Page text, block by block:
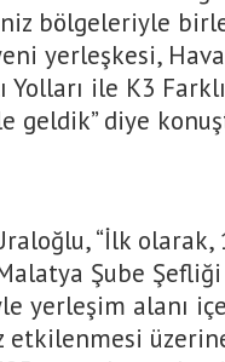
bölgeleriyle
yerleşkesi,
Yolları ile K3
geldik” diye
“İlk
Şube
yerleşim alanı
etkilenmesi